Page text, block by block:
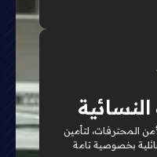
النسائية
المحترفات، لتأمين
بخصوصية تامة
مطلقة
المجمعات الفاخرة
عالية والتزام تام